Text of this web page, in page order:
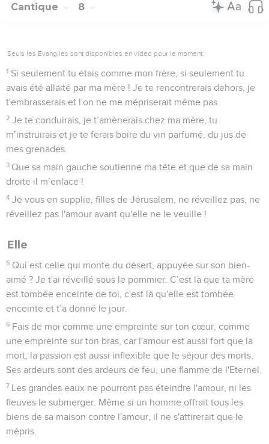
Cantique 8
Seuls les Évangiles sont disponibles en vidéo pour le moment.
1 Si seulement tu étais comme mon frère, si seulement tu
avais été allaité par ma mère ! Je te rencontrerais dehors, je
t'embrasserais et l'on ne me mépriserait même pas.
2 Je te conduirais, je t’amènerais chez ma mère, tu
m’instruirais et je te ferais boire du vin parfumé, du jus de
mes grenades.
3 Que sa main gauche soutienne ma tête et que de sa main
droite il m’enlace !
4 Je vous en supplie, filles de Jérusalem, ne réveillez pas, ne
réveillez pas l'amour avant qu'elle ne le veuille !
Elle
5 Qui est celle qui monte du désert, appuyée sur son bien-
aimé ? Je t'ai réveillé sous le pommier. C’est là que ta mère
est tombée enceinte de toi, c'est là qu'elle est tombée
enceinte et t’a donné le jour.
6 Fais de moi comme une empreinte sur ton cœur, comme
une empreinte sur ton bras, car l'amour est aussi fort que la
mort, la passion est aussi inflexible que le séjour des morts.
Ses ardeurs sont des ardeurs de feu, une flamme de l'Eternel.
7 Les grandes eaux ne pourront pas éteindre l'amour, ni les
fleuves le submerger. Même si un homme offrait tous les
biens de sa maison contre l'amour, il ne s'attirerait que le
mépris.